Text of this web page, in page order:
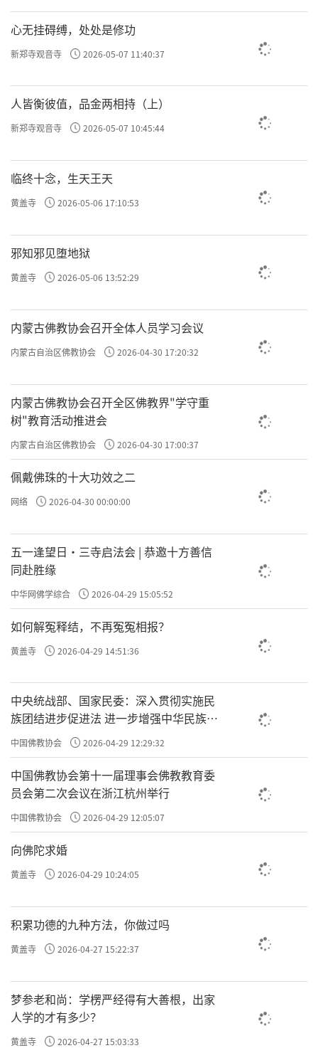
许方勇解读《了凡四训》（二二）
许方勇解读《了凡四训》（二四）
许方勇解读《了凡四训》（二六）
许方勇解读《了凡四训》（二七）
许方勇解读《了凡四训》（二九）
许方勇解读《了凡四训》（三一）
心无挂碍缚，处处是修功
新郑寺观音寺 2026-05-07 11:40:37
人皆衡彼值，品金两相持（上）
新郑寺观音寺 2026-05-07 10:45:44
临终十念，生天王天
黄盖寺 2026-05-06 17:10:53
邪知邪见堕地狱
黄盖寺 2026-05-06 13:52:29
内蒙古佛教协会召开全体人员学习会议
内蒙古自治区佛教协会 2026-04-30 17:20:32
内蒙古佛教协会召开全区佛教界"学守重
树"教育活动推进会
内蒙古自治区佛教协会 2026-04-30 17:00:37
佩戴佛珠的十大功效之二
网络 2026-04-30 00:00:00
五一逢望日・三寺启法会 | 恭邀十方善信
同赴胜缘
中华网佛学综合 2026-04-29 15:05:52
如何解冤释结，不再冤冤相报？
黄盖寺 2026-04-29 14:51:36
中央统战部、国家民委：深入贯彻实施民
族团结进步促进法 进一步增强中华民族凝
聚力向心力
中国佛教协会 2026-04-29 12:29:32
中国佛教协会第十一届理事会佛教教育委
员会第二次会议在浙江杭州举行
中国佛教协会 2026-04-29 12:05:07
向佛陀求婚
黄盖寺 2026-04-29 10:24:05
积累功德的九种方法，你做过吗
黄盖寺 2026-04-27 15:22:37
梦参老和尚：学楞严经得有大善根，出家
人学的才有多少？
黄盖寺 2026-04-27 15:03:33